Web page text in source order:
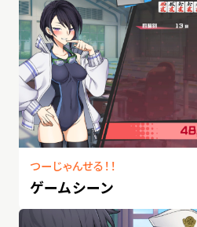
つーじゃんせる！！
ゲームシーン